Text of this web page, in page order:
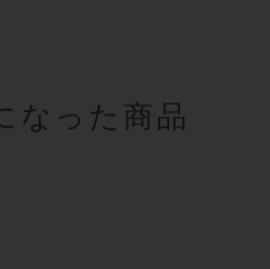
なった商品